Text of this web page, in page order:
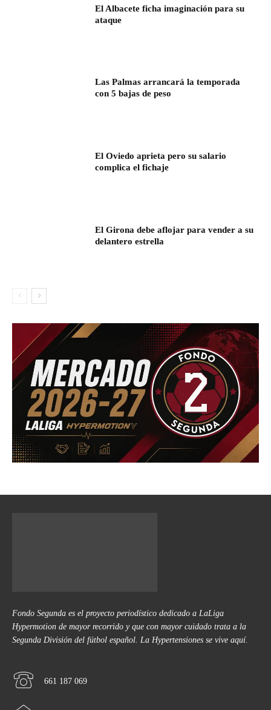
El Albacete ficha imaginación para su
ataque
Las Palmas arrancará la temporada
con 5 bajas de peso
El Oviedo aprieta pero su salario
complica el fichaje
El Girona debe aflojar para vender a su
delantero estrella
Fondo Segunda es el proyecto periodístico dedicado a LaLiga
Hypermotion de mayor recorrido y que con mayor cuidado trata a la
Segunda División del fútbol español. La Hypertensiones se vive aquí.
661 187 069